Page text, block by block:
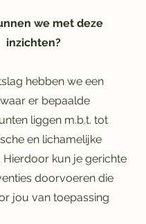
we met deze
inzichten?
hebben we een
er bepaalde
liggen m.b.t. tot
en lichamelijke
Hierdoor kun je gerichte
doorvoeren die
jou van toepassing